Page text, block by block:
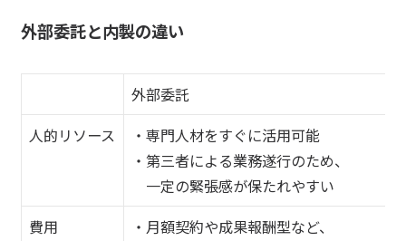
外部委託と内製の違い
外部委託
人的リソース
・専門人材をすぐに活用可能
・第三者による業務遂行のため、
一定の緊張感が保たれやすい
費用
・月額契約や成果報酬型など、